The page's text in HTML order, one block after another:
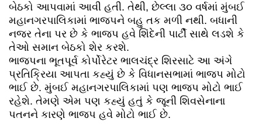
બેઠકો આપવામાં આવી હતી. તેથી, છેલ્લા ૩૦ વર્ષમાં મુંબઈ
મહાનગરપાલિકામાં ભાજપને બહુ તક મળી નથી. બધાની
નજર તેના પર છે કે ભાજપ હવે શિંદેની પાર્ટી સાથે લડશે કે
તેઓ સમાન બેઠકો શેર કરશે.
ભાજપના ભૂતપૂર્વ કોર્પોરેટર ભાલચંદ્ર શિરસાટે આ અંગે
પ્રતિક્રિયા આપતા કહ્યું છે કે વિધાનસભામાં ભાજપ મોટો
ભાઈ છે. મુંબઈ મહાનગરપાલિકામાં પણ ભાજપ મોટો ભાઈ
રહેશે. તેમણે એમ પણ કહ્યું હતું કે જૂની શિવસેનાના
પતનને કારણે ભાજપ હવે મોટો ભાઈ છે.